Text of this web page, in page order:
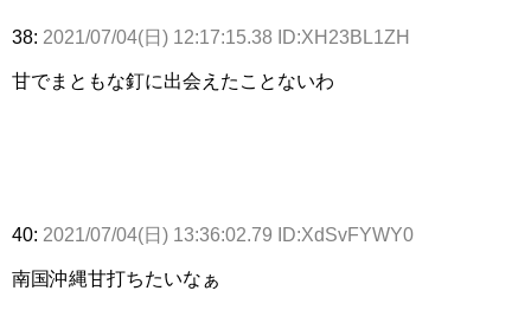
38: 2021/07/04(日) 12:17:15.38 ID:XH23BL1ZH
甘でまともな釘に出会えたことないわ
40: 2021/07/04(日) 13:36:02.79 ID:XdSvFYWY0
南国沖縄甘打ちたいなぁ